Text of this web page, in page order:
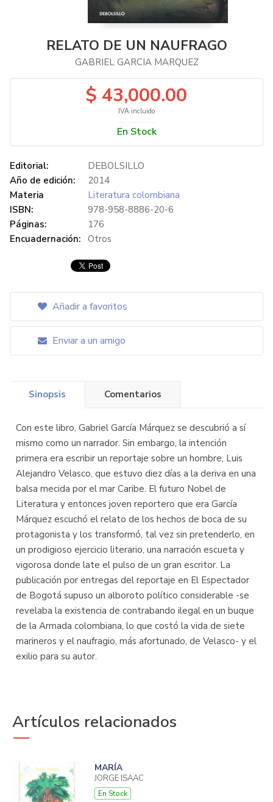
RELATO DE UN NAUFRAGO
GABRIEL GARCIA MARQUEZ
$ 43,000.00
IVA incluido
En Stock
Editorial:
DEBOLSILLO
Año de edición:
2014
Materia
Literatura colombiana
ISBN:
978-958-8886-20-6
Páginas:
176
Encuadernación: Otros
Añadir a favoritos
Enviar a un amigo
Sinopsis Comentarios
Con este libro, Gabriel García Márquez se descubrió a sí
mismo como un narrador. Sin embargo, la intención
primera era escribir un reportaje sobre un hombre, Luis
Alejandro Velasco, que estuvo diez días a la deriva en una
balsa mecida por el mar Caribe. El futuro Nobel de
Literatura y entonces joven reportero que era García
Márquez escuchó el relato de los hechos de boca de su
protagonista y los transformó, tal vez sin pretenderlo, en
un prodigioso ejercicio literario, una narración escueta y
vigorosa donde late el pulso de un gran escritor. La
publicación por entregas del reportaje en El Espectador
de Bogotá supuso un alboroto político considerable -se
revelaba la existencia de contrabando ilegal en un buque
de la Armada colombiana, lo que costó la vida de siete
marineros y el naufragio, más afortunado, de Velasco- y el
exilio para su autor.
Artículos relacionados
MARÍA
JORGE ISAAC
En Stock